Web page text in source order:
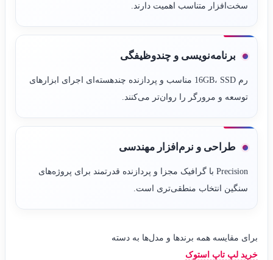
سخت‌افزار متناسب اهمیت دارند.
برنامه‌نویسی و چندوظیفگی
رم 16GB، SSD مناسب و پردازنده چند‌هسته‌ای اجرای ابزارهای
توسعه و مرورگر را روان‌تر می‌کنند.
طراحی و نرم‌افزار مهندسی
Precision با گرافیک مجزا و پردازنده قدرتمند برای پروژه‌های
سنگین انتخاب منطقی‌تری است.
برای مقایسه همه برندها و مدل‌ها به دسته
خرید لپ تاپ استوک